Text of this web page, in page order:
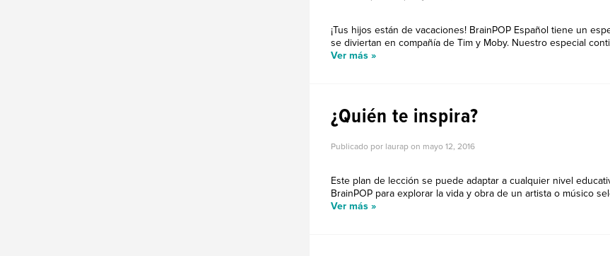
¡Tus hijos están de vacaciones! BrainPOP Español tiene un
se diviertan en compañía de Tim y Moby. Nuestro especial
Ver más »
¿Quién te inspira?
Publicado por laurap on mayo 12, 2016
Este plan de lección se puede adaptar a cualquier nivel
BrainPOP para explorar la vida y obra de un artista o músico
Ver más »